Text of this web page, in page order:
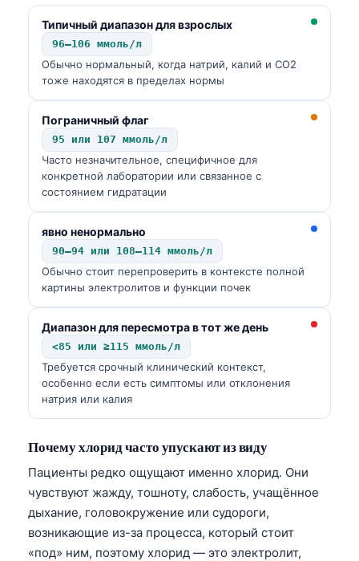
Типичный диапазон для взрослых
96–106 ммоль/л
Обычно нормальный, когда натрий, калий и CO2
тоже находятся в пределах нормы
Пограничный флаг
95 или 107 ммоль/л
Часто незначительное, специфичное для
конкретной лаборатории или связанное с
состоянием гидратации
явно ненормально
90–94 или 108–114 ммоль/л
Обычно стоит перепроверить в контексте полной
картины электролитов и функции почек
Диапазон для пересмотра в тот же день
<85 или ≥115 ммоль/л
Требуется срочный клинический контекст,
особенно если есть симптомы или отклонения
натрия или калия
Почему хлорид часто упускают из виду
Пациенты редко ощущают именно хлорид. Они
чувствуют жажду, тошноту, слабость, учащённое
дыхание, головокружение или судороги,
возникающие из-за процесса, который стоит
«под» ним, поэтому хлорид — это электролит,